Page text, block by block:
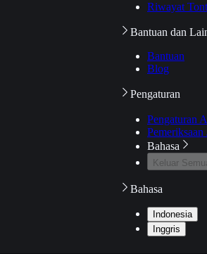
Riwayat
Bantuan dan
Bantuan
Blog
Pengaturan
Pengaturan
Pemeriksaan
Bahasa
Keluar
Bahasa
Indonesia
Inggris